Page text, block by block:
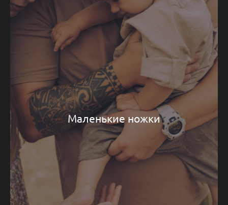
Маленькие ножки